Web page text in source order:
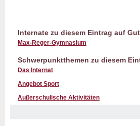
Internate zu diesem Eintrag auf
Max-Reger-Gymnasium
Schwerpunktthemen zu diesem
Das Internat
Angebot Sport
Außerschulische Aktivitäten